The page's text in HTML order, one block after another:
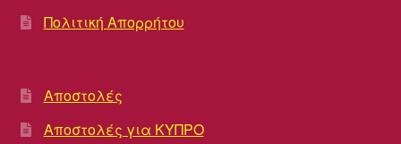
Πολιτική Απορρήτου
Αποστολές
Αποστολές για ΚΥΠΡΟ